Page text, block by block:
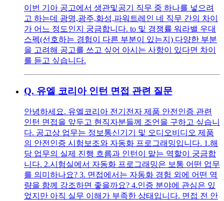
이번 기아 공고에서 생관및공기 직무 중 하나를 넣으려
고 하는데 광명,광주,화성,파워트레인 네 직무 간의 차이
가 어느 정도인지 궁금합니다. to 및 경쟁률 워라밸 우대
스펙(선호하는 경험이 다른 부분이 있는지) 다양한 부분
을 고려해 공고를 쓰고 싶어 아시는 사항이 있다면 차이
를 듣고 싶습니다.
Q. 유엘 코리아 인턴 면접 관련 질문
안녕하세요. 유엘코리아 전기전자 제품 안전인증 관련
인턴 면접을 앞두고 현직자분들께 조언을 구하고 싶습니
다. 공고상 업무는 정보통신기기 및 오디오비디오 제품
의 안전인증 시험보조와 자동화 프로그래밍입니다. 1.해
당 업무의 실제 진행 흐름과 인턴이 맡는 역할이 궁금합
니다. 2.시험실에서 자동화 프로그래밍은 보통 어떤 업무
를 의미하나요? 3. 면접에서는 자동화 경험 외에 어떤 역
량을 함께 강조하면 좋을까요? 4.인증 분야에 관심은 있
었지만 아직 실무 이해가 부족한 상태입니다. 면접 전 안